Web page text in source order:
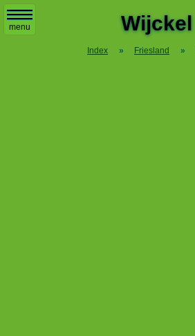
menu Wijckel
Index » Friesland »